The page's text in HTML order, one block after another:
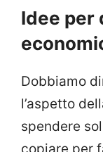
Idee per
Dobbiamo
l’aspetto
spendere